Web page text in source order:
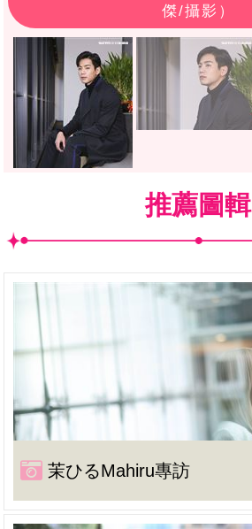
傑/攝影）
推薦圖輯
茉ひるMahiru專訪